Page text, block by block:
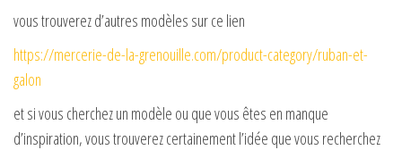
vous trouverez d’autres modèles sur ce lien
https://mercerie-de-la-grenouille.com/product-category/ruban-et-
galon
et si vous cherchez un modèle ou que vous êtes en manque
d’inspiration, vous trouverez certainement l’idée que vous recherchez